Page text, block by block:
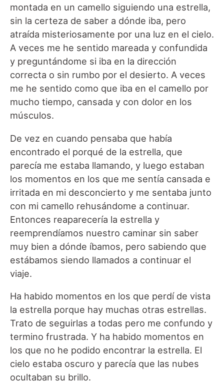
montada en un camello siguiendo una estrella,
sin la certeza de saber a dónde iba, pero
atraída misteriosamente por una luz en el cielo.
A veces me he sentido mareada y confundida
y preguntándome si iba en la dirección
correcta o sin rumbo por el desierto. A veces
me he sentido como que iba en el camello por
mucho tiempo, cansada y con dolor en los
músculos.
De vez en cuando pensaba que había
encontrado el porqué de la estrella, que
parecía me estaba llamando, y luego estaban
los momentos en los que me sentía cansada e
irritada en mi desconcierto y me sentaba junto
con mi camello rehusándome a continuar.
Entonces reaparecería la estrella y
reemprendíamos nuestro caminar sin saber
muy bien a dónde íbamos, pero sabiendo que
estábamos siendo llamados a continuar el
viaje.
Ha habido momentos en los que perdí de vista
la estrella porque hay muchas otras estrellas.
Trato de seguirlas a todas pero me confundo y
termino frustrada. Y ha habido momentos en
los que no he podido encontrar la estrella. El
cielo estaba oscuro y parecía que las nubes
ocultaban su brillo.